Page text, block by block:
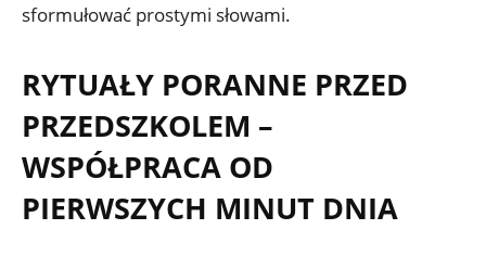
sformułować prostymi słowami.
RYTUAŁY PORANNE PRZED
PRZEDSZKOLEM –
WSPÓŁPRACA OD
PIERWSZYCH MINUT DNIA